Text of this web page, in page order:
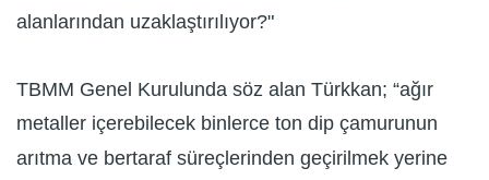
alanlarından uzaklaştırılıyor?"
TBMM Genel Kurulunda söz alan Türkkan; “ağır
metaller içerebilecek binlerce ton dip çamurunun
arıtma ve bertaraf süreçlerinden geçirilmek yerine